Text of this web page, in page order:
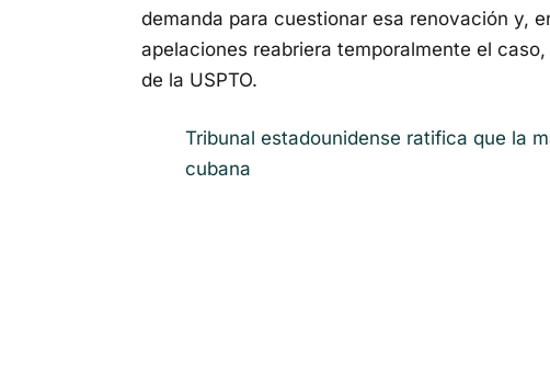
demanda para cuestionar esa renovación y,
apelaciones reabriera temporalmente el
de la USPTO.
Tribunal estadounidense ratifica que la
cubana